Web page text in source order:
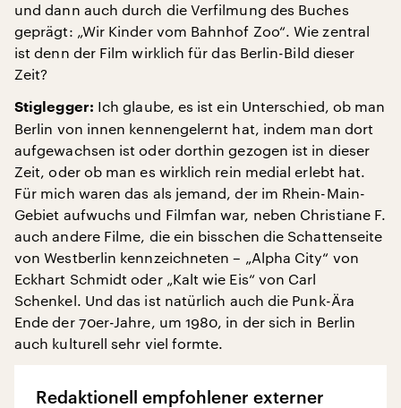
und dann auch durch die Verfilmung des Buches
geprägt: „Wir Kinder vom Bahnhof Zoo“. Wie zentral
ist denn der Film wirklich für das Berlin-Bild dieser
Zeit?
Stiglegger: Ich glaube, es ist ein Unterschied, ob man
Berlin von innen kennengelernt hat, indem man dort
aufgewachsen ist oder dorthin gezogen ist in dieser
Zeit, oder ob man es wirklich rein medial erlebt hat.
Für mich waren das als jemand, der im Rhein-Main-
Gebiet aufwuchs und Filmfan war, neben Christiane F.
auch andere Filme, die ein bisschen die Schattenseite
von Westberlin kennzeichneten – „Alpha City“ von
Eckhart Schmidt oder „Kalt wie Eis“ von Carl
Schenkel. Und das ist natürlich auch die Punk-Ära
Ende der 70er-Jahre, um 1980, in der sich in Berlin
auch kulturell sehr viel formte.
Redaktionell empfohlener externer